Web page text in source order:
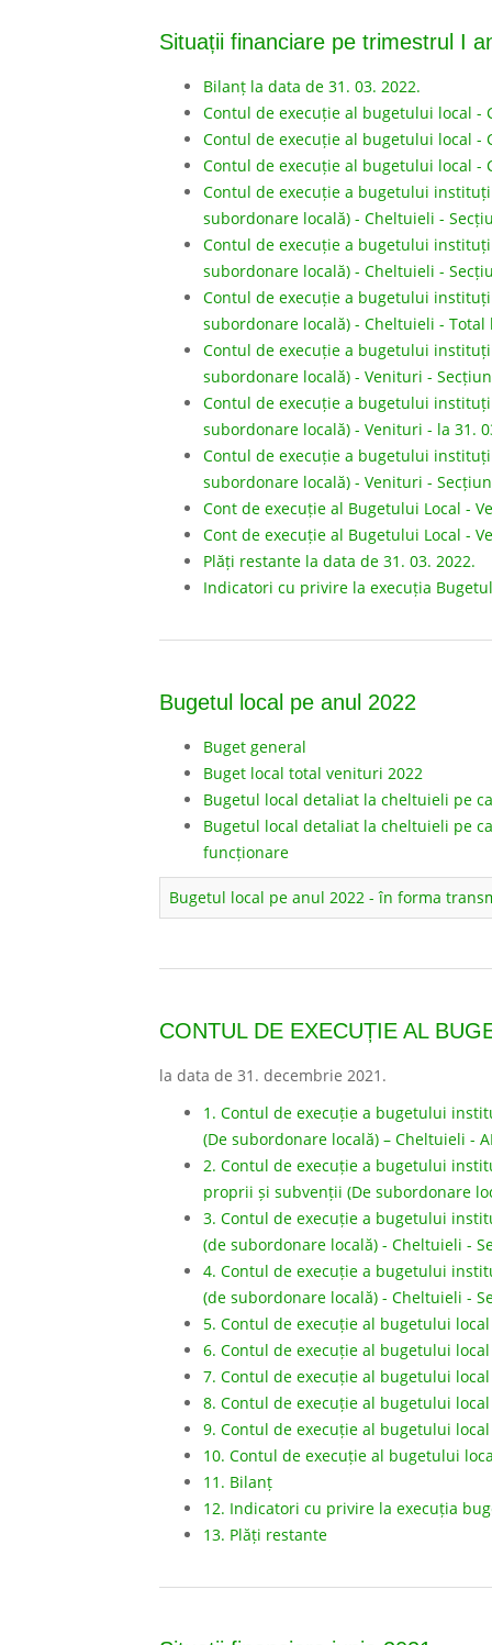
Situații financiare pe trimestrul I
Bilanț la data de 31. 03. 2022.
Contul de execuție al bugetului local -
Contul de execuție al bugetului local -
Contul de execuție al bugetului local -
Contul de execuție a bugetului
subordonare locală) - Cheltuieli -
Contul de execuție a bugetului
subordonare locală) - Cheltuieli -
Contul de execuție a bugetului
subordonare locală) - Cheltuieli - Total
Contul de execuție a bugetului
subordonare locală) - Venituri -
Contul de execuție a bugetului
subordonare locală) - Venituri - la 31.
Contul de execuție a bugetului
subordonare locală) - Venituri -
Cont de execuție al Bugetului Local -
Cont de execuție al Bugetului Local -
Plăți restante la data de 31. 03. 2022.
Indicatori cu privire la execuția
Bugetul local pe anul 2022
Buget general
Buget local total venituri 2022
Bugetul local detaliat la cheltuieli pe
Bugetul local detaliat la cheltuieli pe
funcționare
Bugetul local pe anul 2022 - în forma
CONTUL DE EXECUȚIE AL
la data de 31. decembrie 2021.
1. Contul de execuție a bugetului
(De subordonare locală) – Cheltuieli -
2. Contul de execuție a bugetului
proprii și subvenții (De subordonare
3. Contul de execuție a bugetului
(de subordonare locală) - Cheltuieli -
4. Contul de execuție a bugetului
(de subordonare locală) - Cheltuieli -
5. Contul de execuție al bugetului
6. Contul de execuție al bugetului
7. Contul de execuție al bugetului
8. Contul de execuție al bugetului
9. Contul de execuție al bugetului
10. Contul de execuție al bugetului
11. Bilanț
12. Indicatori cu privire la execuția
13. Plăți restante